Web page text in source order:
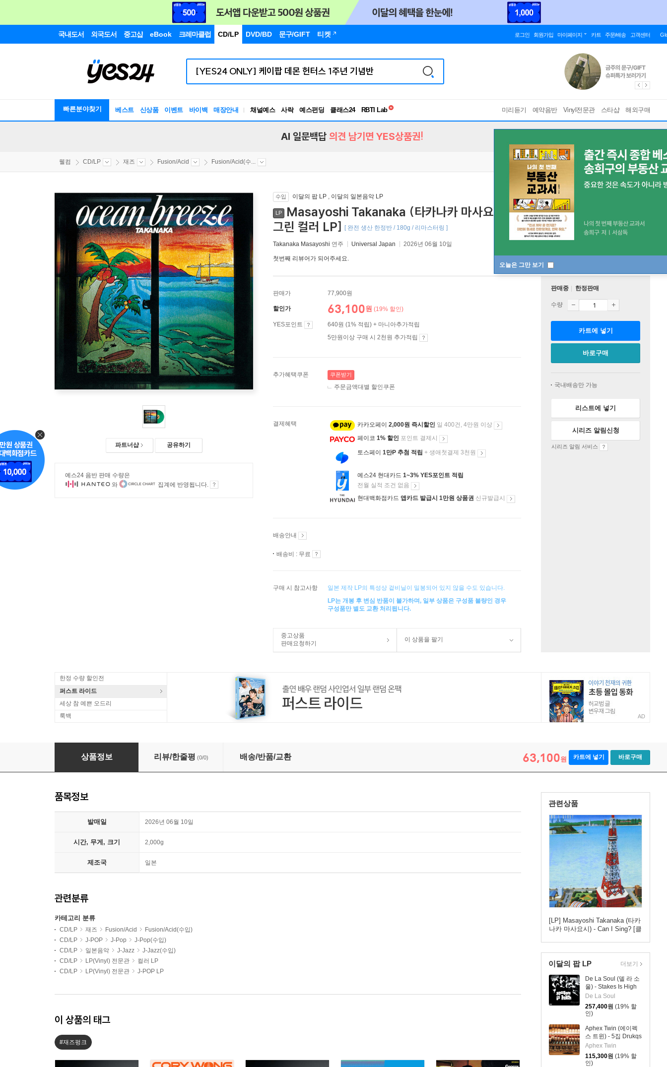
국내도서 외국도서 중고샵 eBook 크레마클럽 CD/LP DVD/BD 문구/GIFT 티켓 로그인 회원가입 마이페이지 카트 주문/배송 고객센터
빠른분야찾기 베스트 신상품 이벤트 바이백 매장안내 채널예스 사락 예스펀딩 클래스24
RBTI Lab
독서유형검사
미리듣기 예약음반 Vinyl전문관 스타샵 해외구매
오늘은 그만 보기
AI 일문백답 의견 남기면 YES상품권!
웰컴 CD/LP 재즈 Fusion/Acid Fusion/Acid(수...
파트너샵 공유하기
예스24 음반 판매 수량은
와
집계에 반영됩니다.
수입 이달의 팝 LP , 이달의 일본음악 LP
LP
Masayoshi Takanaka (타카나카 마사요시) - Ocean Breeze [클리어
그린 컬러 LP]
[ 완전 생산 한정반 / 180g / 리마스터링 ]
Takanaka Masayoshi 연주 Universal Japan 2026년 06월 10일
첫번째 리뷰어가 되어주세요.
판매가 77,900원
할인가 63,100원 (19% 할인)
YES포인트
640원 (1% 적립) + 마니아추가적립
5만원이상 구매 시 2천원 추가적립
추가혜택쿠폰 쿠폰받기
주문금액대별 할인쿠폰
결제혜택 카카오페이 2,000원 즉시할인 일 400건, 4만원 이상
페이코 1% 할인 포인트 결제시
토스페이 1만P 추첨 적립 + 생애첫결제 3천원
예스24 현대카드 1~3% YES포인트 적립
전월 실적 조건 없음
현대백화점카드 앱카드 발급시 1만원 상품권 신규발급시
배송안내
배송비 : 무료
구매 시 참고사항
일본 제작 LP의 특성상 겉비닐이 밀봉되어 있지 않을 수도 있습니다.
LP는 개봉 후 변심 반품이 불가하며, 일부 상품은 구성품 불량인 경우
구성품만 별도 교환 처리됩니다.
중고상품
판매요청하기
이 상품을 팔기
판매중 한정판매
수량
카트에 넣기
바로구매
국내배송만 가능
리스트에 넣기
시리즈 알림신청
시리즈 알림 서비스
한정 수량 할인전
퍼스트 라이드
세상 참 예쁜 오드리
룩백
AD
Masayoshi Takanaka (타카나카 마사요시) - Ocean Breeze [클리어 그린 컬러 LP]
상품정보 리뷰/한줄평 (0/0) 배송/반품/교환 63,100원 카트에 넣기 바로구매
관련상품
[LP] Masayoshi Takanaka (타카
나카 마사요시) - Can I Sing? [클
이달의 팝 LP
De La Soul (델 라 소
울) - Stakes Is High
[컬러 4LP]
De La Soul
257,400원 (19% 할
인)
Aphex Twin (에이펙
스 트윈) - 5집 Drukqs
[4LP]
Aphex Twin
115,300원 (19% 할
인)
더보기
품목정보
발매일 2026년 06월 10일
시간, 무게, 크기 2,000g
제조국 일본
관련분류
카테고리 분류
CD/LP 재즈 Fusion/Acid
Fusion/Acid(수입)
CD/LP
J-POP J-Pop
J-Pop(수입)
CD/LP
일본음악 J-Jazz
J-Jazz(수입)
CD/LP
LP(Vinyl) 전문관
컬러 LP
CD/LP
LP(Vinyl) 전문관 J-POP LP
이 상품의 태그
#재즈펑크